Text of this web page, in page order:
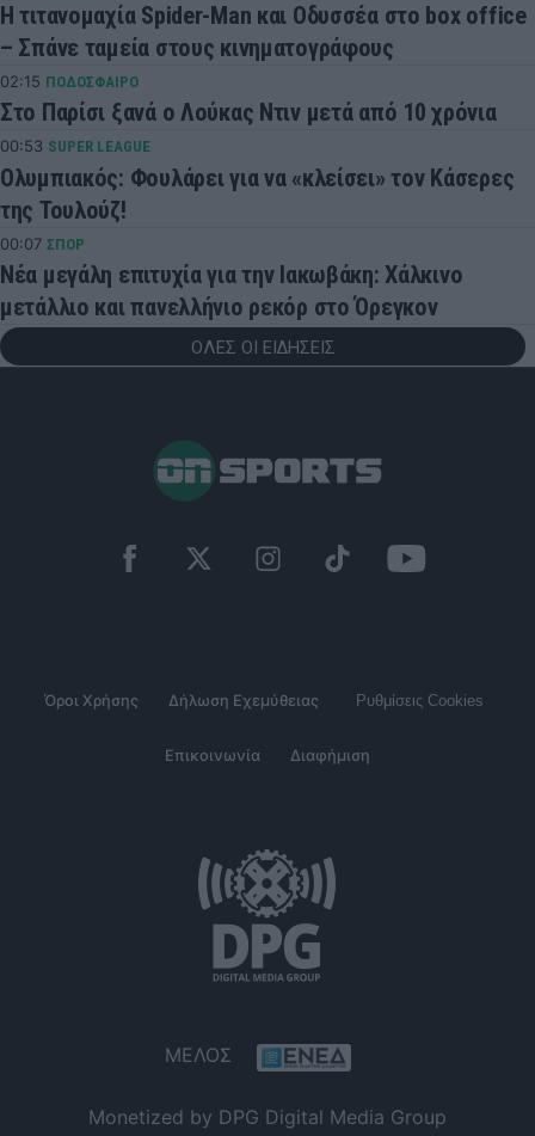
Η τιτανομαχία Spider-Man και Οδυσσέα στο box office
– Σπάνε ταμεία στους κινηματογράφους
02:15 ΠΟΔΟΣΦΑΙΡΟ
Στο Παρίσι ξανά ο Λούκας Ντιν μετά από 10 χρόνια
00:53 SUPER LEAGUE
Ολυμπιακός: Φουλάρει για να «κλείσει» τον Κάσερες
της Τουλούζ!
00:07 ΣΠΟΡ
Νέα μεγάλη επιτυχία για την Ιακωβάκη: Χάλκινο
μετάλλιο και πανελλήνιο ρεκόρ στο Όρεγκον
ΟΛΕΣ ΟΙ ΕΙΔΗΣΕΙΣ
Όροι Χρήσης Δήλωση Εχεμύθειας Ρυθμίσεις Cookies
Επικοινωνία Διαφήμιση
ΜΕΛΟΣ
Monetized by DPG Digital Media Group